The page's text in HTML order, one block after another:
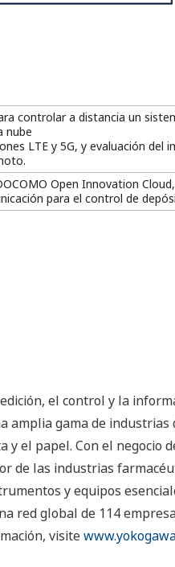
controlar a distancia un
nube
LTE y 5G, y evaluación del
Open Innovation
para el control de
el control y la
amplia gama de industrias
el papel. Con el negocio
de las industrias
y equipos
red global de 114
visite